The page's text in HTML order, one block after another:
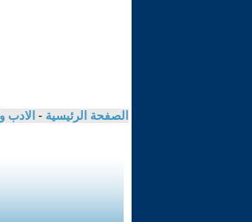
الصفحة الرئيسية - الادب